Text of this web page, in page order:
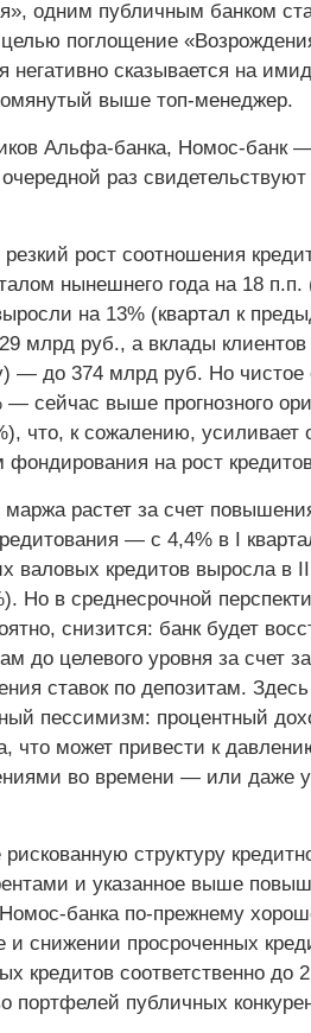
одним публичным банком
поглощение
негативно сказывается на
выше топ-менеджер.
Альфа-банка, Номос-банк
раз свидетельствуют
рост соотношения
нынешнего года на 18 п.п.
на 13% (квартал к
млрд руб., а вклады клиентов
— до 374 млрд руб. Но чистое
сейчас выше прогнозного
что, к сожалению, усиливает
фондирования на рост
растет за счет
— с 4,4% в I
валовых кредитов выросла в
Но в среднесрочной
снизится: банк будет
до целевого уровня за счет
ставок по депозитам.
пессимизм: процентный
что может привести к
во времени — или даже
структуру
и указанное выше
Номос-банка по-прежнему
и снижении просроченных
кредитов соответственно до
портфелей публичных